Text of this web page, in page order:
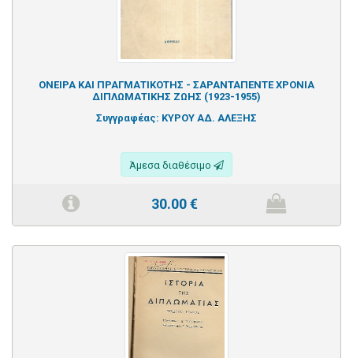
ΟΝΕΙΡΑ ΚΑΙ ΠΡΑΓΜΑΤΙΚΟΤΗΣ - ΣΑΡΑΝΤΑΠΕΝΤΕ ΧΡΟΝΙΑ
ΔΙΠΛΩΜΑΤΙΚΗΣ ΖΩΗΣ (1923-1955)
Συγγραφέας: ΚΥΡΟΥ ΑΔ. ΑΛΕΞΗΣ
Άμεσα διαθέσιμο
30.00€